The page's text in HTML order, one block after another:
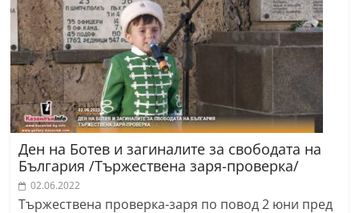
Ден на Ботев и загиналите за свободата на
България /Тържествена заря-проверка/
02.06.2022
Тържествена проверка-заря по повод 2 юни пред